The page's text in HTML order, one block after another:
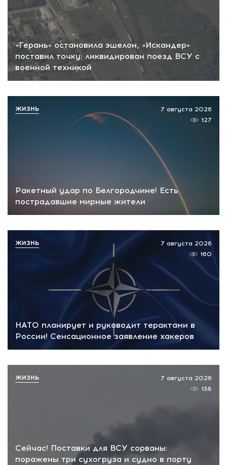
«Герань» остановила эшелон, «Искандер»
поставил точку: ликвидирован поезд ВСУ с
военной техникой
Ракетный удар по Белгородчине! Есть
пострадавшие мирные жители
7 августа 2026
127
ЖИЗНЬ
НАТО планирует и руководит терактами в
России! Сенсационное заявление хакеров
7 августа 2026
160
ЖИЗНЬ
Сейчас! Поставки для ВСУ сорваны:
поражены три сухогруза и судно в порту
7 августа 2026
138
ЖИЗНЬ